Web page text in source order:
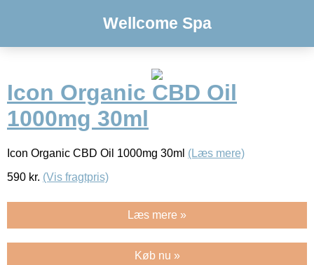
Wellcome Spa
Icon Organic CBD Oil
1000mg 30ml
Icon Organic CBD Oil 1000mg 30ml (Læs mere)
590 kr. (Vis fragtpris)
Læs mere »
Køb nu »